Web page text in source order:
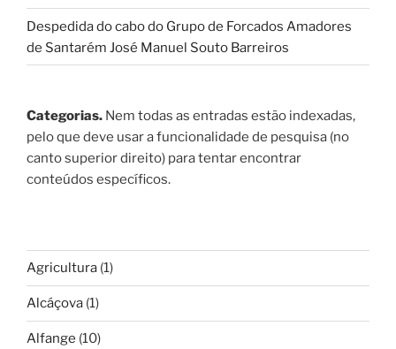
Despedida do cabo do Grupo de Forcados Amadores
de Santarém José Manuel Souto Barreiros
Categorias. Nem todas as entradas estão indexadas,
pelo que deve usar a funcionalidade de pesquisa (no
canto superior direito) para tentar encontrar
conteúdos específicos.
Agricultura (1)
Alcáçova (1)
Alfange (10)